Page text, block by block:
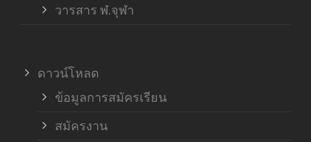
วารสาร ฬ.จุฬา
ดาวน์โหลด
ข้อมูลการสมัครเรียน
สมัครงาน